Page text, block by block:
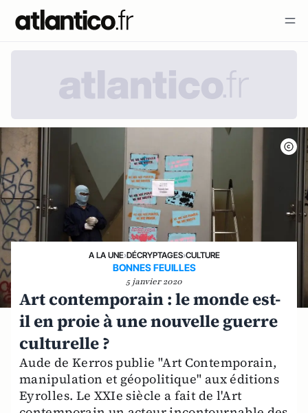
A LA UNE›DÉCRYPTAGES›CULTURE
BONNES FEUILLES
5 janvier 2020
Art contemporain : le monde est-
il en proie à une nouvelle guerre
culturelle ?
Aude de Kerros publie "Art Contemporain,
manipulation et géopolitique" aux éditions
Eyrolles. Le XXIe siècle a fait de l'Art